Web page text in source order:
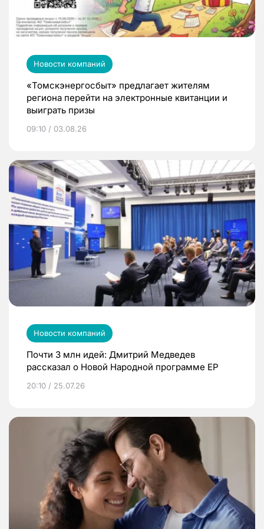
Новости компаний
«Томскэнергосбыт» предлагает жителям
региона перейти на электронные квитанции и
выиграть призы
09:10 / 03.08.26
Новости компаний
Почти 3 млн идей: Дмитрий Медведев
рассказал о Новой Народной программе ЕР
20:10 / 25.07.26